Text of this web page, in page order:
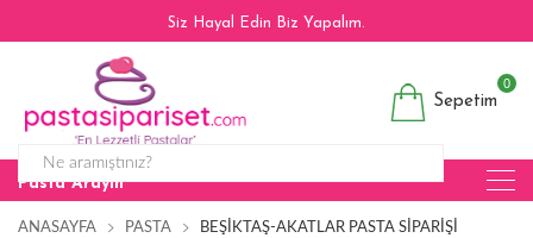
Siz Hayal Edin Biz Yapalım.
Sepetim
0
Pasta Arayın
ANASAYFA PASTA BEŞIKTAŞ-AKATLAR PASTA SIPARIŞI